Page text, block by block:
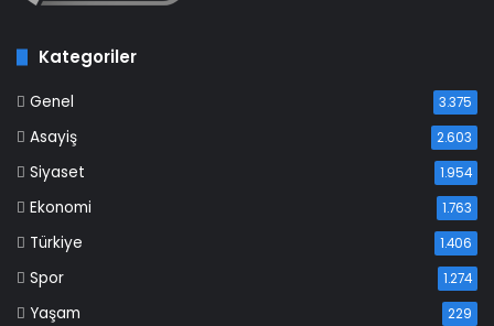
Kategoriler
Genel 3.375
Asayiş 2.603
Siyaset 1.954
Ekonomi 1.763
Türkiye 1.406
Spor 1.274
Yaşam 229